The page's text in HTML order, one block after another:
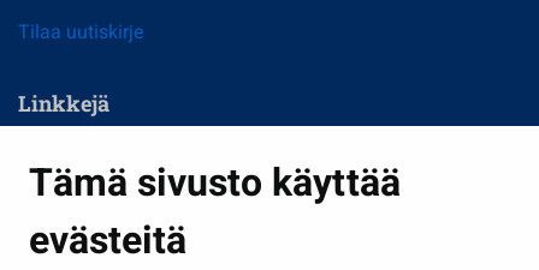
Tämä sivusto käyttää
evästeitä
Tilaa uutiskirje
Linkkejä
Kasvatus ja opetus
Kulttuuri ja liikunta